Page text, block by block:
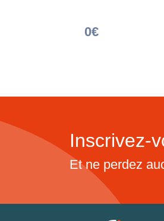
0€
Inscrivez-
Et ne perdez